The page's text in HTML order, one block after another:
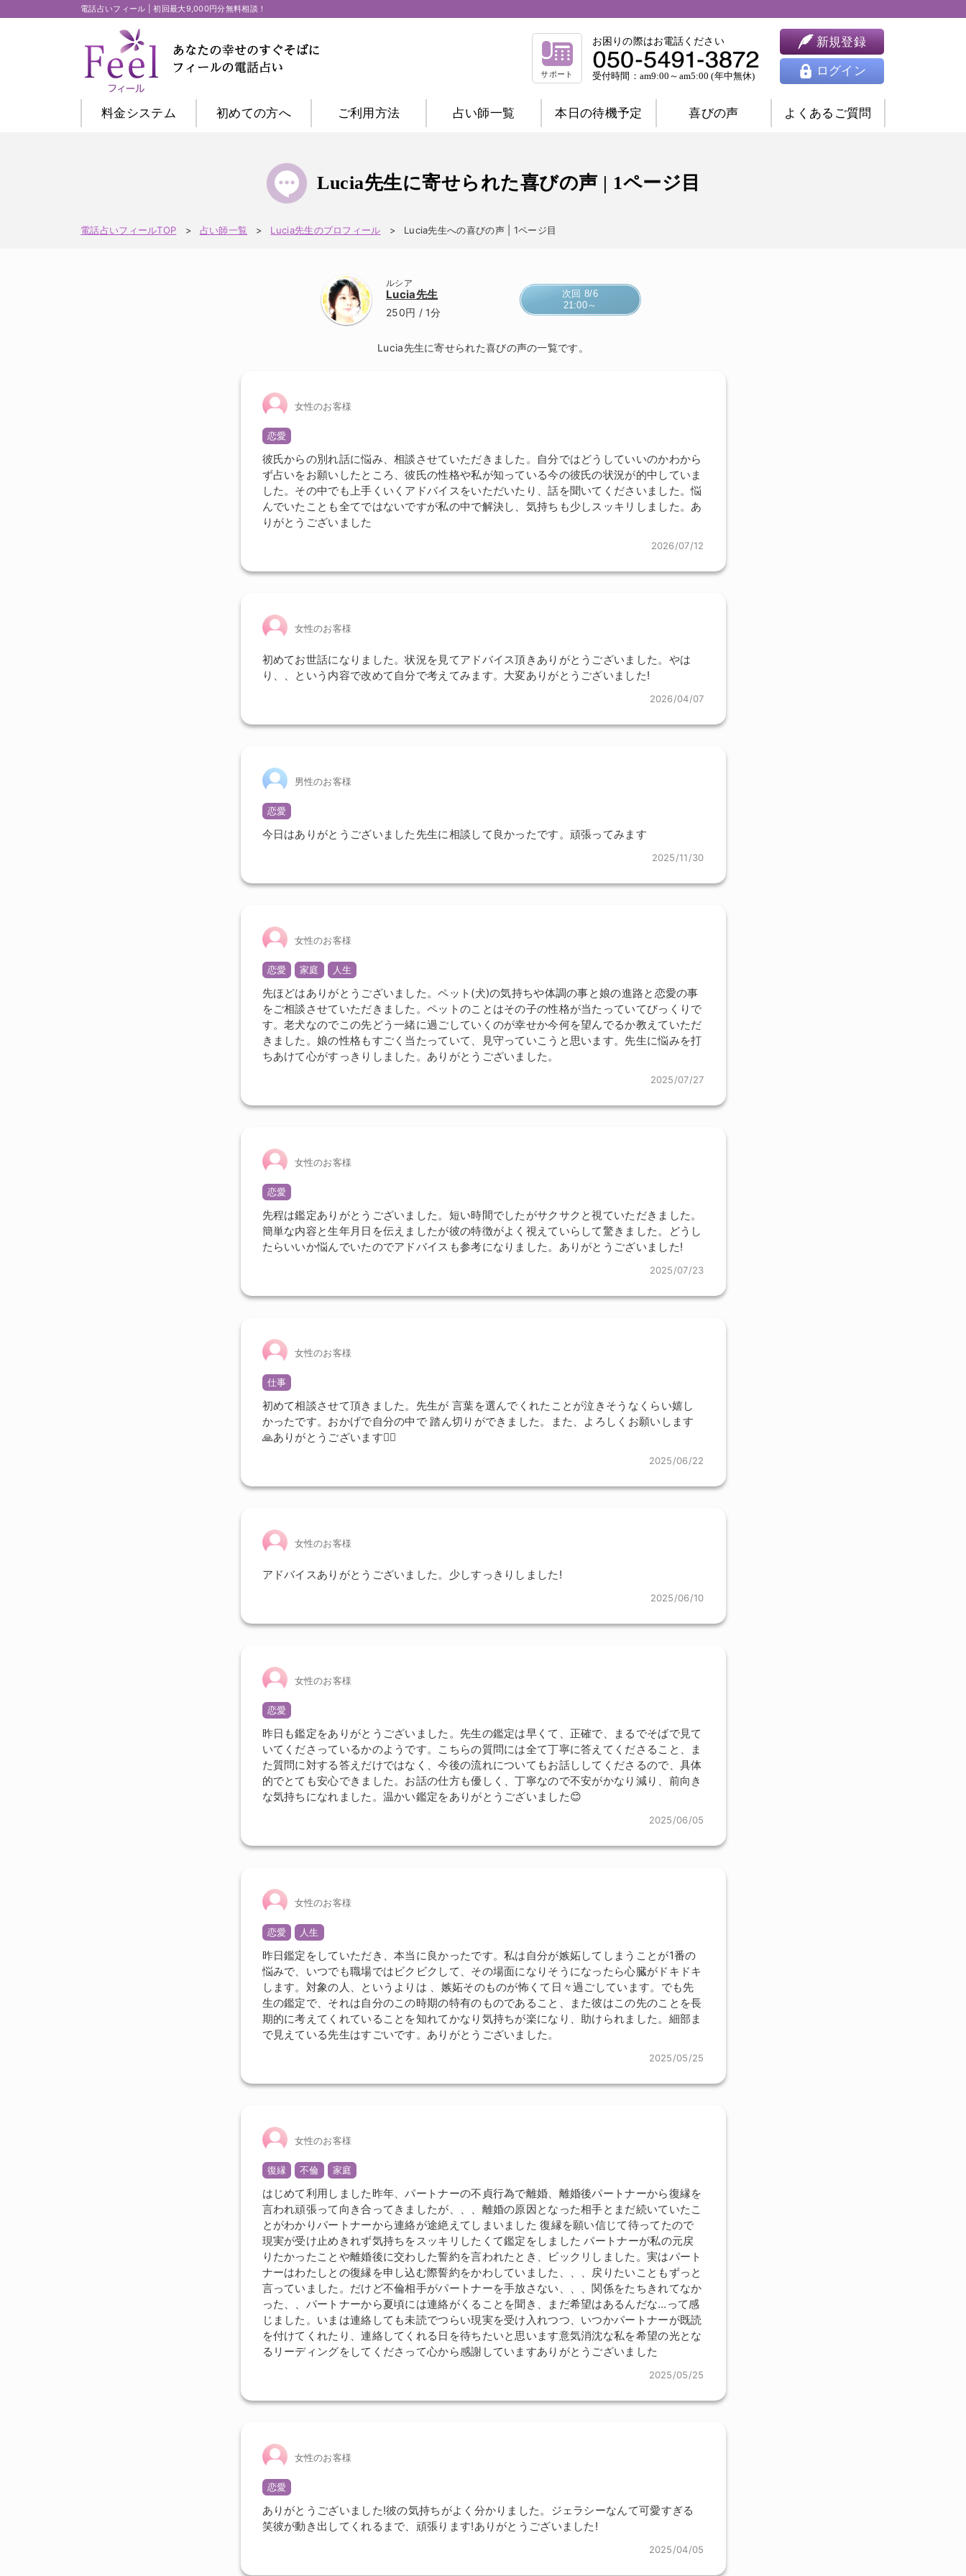
電話占いフィール | 初回最大9,000円分無料相談！
サポート
お困りの際はお電話ください
受付時間：am9:00～am5:00 (年中無休)
新規登録
ログイン
料金システム 初めての方へ ご利用方法 占い師一覧
復縁相談 浮気相談
縁結び相談
仕事相談 祈祷相談 人間関係相談
オーラ 西洋占星術
マヤ暦 易 タロット
本日の待機予定 喜びの声 よくあるご質問
Lucia先生に寄せられた喜びの声 | 1ページ目
電話占いフィールTOP 占い師一覧 Lucia先生のプロフィール Lucia先生への喜びの声 | 1ページ目
ルシア
Lucia先生
250円 / 1分
次回 8/6
21:00～
Lucia先生に寄せられた喜びの声の一覧です。
女性のお客様
恋愛
彼氏からの別れ話に悩み、相談させていただきました。自分ではどうしていいのかわから
ず占いをお願いしたところ、彼氏の性格や私が知っている今の彼氏の状況が的中していま
した。その中でも上手くいくアドバイスをいただいたり、話を聞いてくださいました。悩
んでいたことも全てではないですが私の中で解決し、気持ちも少しスッキリしました。あ
りがとうございました
2026/07/12
女性のお客様
初めてお世話になりました。状況を見てアドバイス頂きありがとうございました。やは
り、、という内容で改めて自分で考えてみます。大変ありがとうございました!
2026/04/07
男性のお客様
恋愛
今日はありがとうございました先生に相談して良かったです。頑張ってみます
2025/11/30
女性のお客様
恋愛 家庭 人生
先ほどはありがとうございました。ペット(犬)の気持ちや体調の事と娘の進路と恋愛の事
をご相談させていただきました。ペットのことはその子の性格が当たっていてびっくりで
す。老犬なのでこの先どう一緒に過ごしていくのが幸せか今何を望んでるか教えていただ
きました。娘の性格もすごく当たっていて、見守っていこうと思います。先生に悩みを打
ちあけて心がすっきりしました。ありがとうございました。
2025/07/27
女性のお客様
恋愛
先程は鑑定ありがとうございました。短い時間でしたがサクサクと視ていただきました。
簡単な内容と生年月日を伝えましたが彼の特徴がよく視えていらして驚きました。どうし
たらいいか悩んでいたのでアドバイスも参考になりました。ありがとうございました!
2025/07/23
女性のお客様
仕事
初めて相談させて頂きました。先生が 言葉を選んでくれたことが泣きそうなくらい嬉し
かったです。おかげで自分の中で 踏ん切りができました。また、よろしくお願いします
🙏ありがとうございます🙇‍♀️
2025/06/22
女性のお客様
アドバイスありがとうございました。少しすっきりしました!
2025/06/10
女性のお客様
恋愛
昨日も鑑定をありがとうございました。先生の鑑定は早くて、正確で、まるでそばで見て
いてくださっているかのようです。こちらの質問には全て丁寧に答えてくださること、ま
た質問に対する答えだけではなく、今後の流れについてもお話ししてくださるので、具体
的でとても安心できました。お話の仕方も優しく、丁寧なので不安がかなり減り、前向き
な気持ちになれました。温かい鑑定をありがとうございました😊
2025/06/05
女性のお客様
恋愛 人生
昨日鑑定をしていただき、本当に良かったです。私は自分が嫉妬してしまうことが1番の
悩みで、いつでも職場ではビクビクして、その場面になりそうになったら心臓がドキドキ
します。対象の人、というよりは 、嫉妬そのものが怖くて日々過ごしています。でも先
生の鑑定で、それは自分のこの時期の特有のものであること、また彼はこの先のことを長
期的に考えてくれていることを知れてかなり気持ちが楽になり、助けられました。細部ま
で見えている先生はすごいです。ありがとうございました。
2025/05/25
女性のお客様
復縁 不倫 家庭
はじめて利用しました昨年、パートナーの不貞行為で離婚、離婚後パートナーから復縁を
言われ頑張って向き合ってきましたが、、、離婚の原因となった相手とまだ続いていたこ
とがわかりパートナーから連絡が途絶えてしまいました 復縁を願い信じて待ってたので
現実が受け止めきれず気持ちをスッキリしたくて鑑定をしました パートナーが私の元戻
りたかったことや離婚後に交わした誓約を言われたとき、ビックリしました。実はパート
ナーはわたしとの復縁を申し込む際誓約をかわしていました、、、戻りたいこともずっと
言っていました。だけど不倫相手がパートナーを手放さない、、、関係をたちきれてなか
った、、パートナーから夏頃には連絡がくることを聞き、まだ希望はあるんだな…って感
じました。いまは連絡しても未読でつらい現実を受け入れつつ、いつかパートナーが既読
を付けてくれたり、連絡してくれる日を待ちたいと思います意気消沈な私を希望の光とな
るリーディングをしてくださって心から感謝していますありがとうございました
2025/05/25
女性のお客様
恋愛
ありがとうございました!彼の気持ちがよく分かりました。ジェラシーなんて可愛すぎる
笑彼が動き出してくれるまで、頑張ります!ありがとうございました!
2025/04/05